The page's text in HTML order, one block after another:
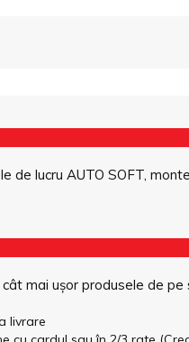
de lucru AUTO SOFT,
mai ușor produsele de pe
livrare